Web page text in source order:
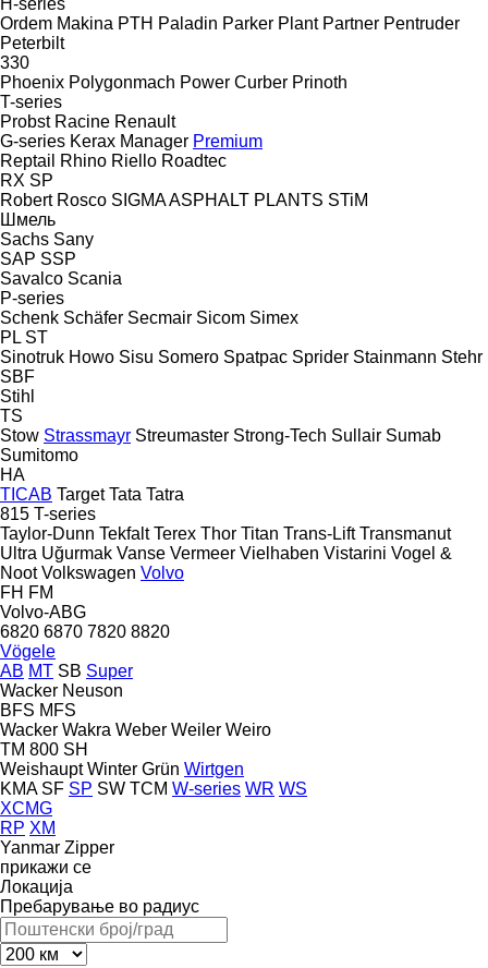
Ordem Makina PTH Paladin Parker Plant Partner Pentruder
Peterbilt
330
Phoenix Polygonmach Power Curber Prinoth
T-series
Probst Racine Renault
G-series Kerax Manager Premium
Reptail
Rhino Riello Roadtec
RX SP
Robert Rosco SIGMA ASPHALT PLANTS STiM
Шмель
Sachs Sany
SAP SSP
Savalco Scania
P-series
Schenk Schäfer Secmair Sicom Simex
PL ST
Sinotruk Howo Sisu Somero Spatpac Sprider Stainmann Stehr
SBF
Stihl
TS
Stow Strassmayr Streumaster Strong-Tech Sullair Sumab
Sumitomo
HA
TICAB Target Tata Tatra
815 T-series
Taylor-Dunn Tekfalt Terex Thor Titan Trans-Lift Transmanut
Ultra Uğurmak Vanse Vermeer Vielhaben Vistarini Vogel &
Noot Volkswagen Volvo
FH FM
Volvo-ABG
6820 6870 7820 8820
Vögele
AB MT SB Super
Wacker Neuson
BFS MFS
Wacker Wakra Weber Weiler Weiro
TM 800 SH
Weishaupt Winter Grün Wirtgen
KMA SF SP SW TCM W-series WR WS
XCMG
RP XM
Yanmar Zipper
прикажи се
Локација
Пребарување во радиус